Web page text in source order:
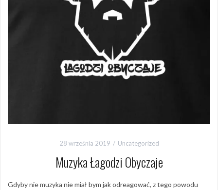
28 września 2019 Uncategorized
Muzyka Łagodzi Obyczaje
Gdyby nie muzyka nie miał bym jak odreagować, z tego powodu